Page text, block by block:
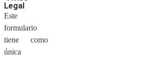
Legal
Este
formulario
tiene como
única